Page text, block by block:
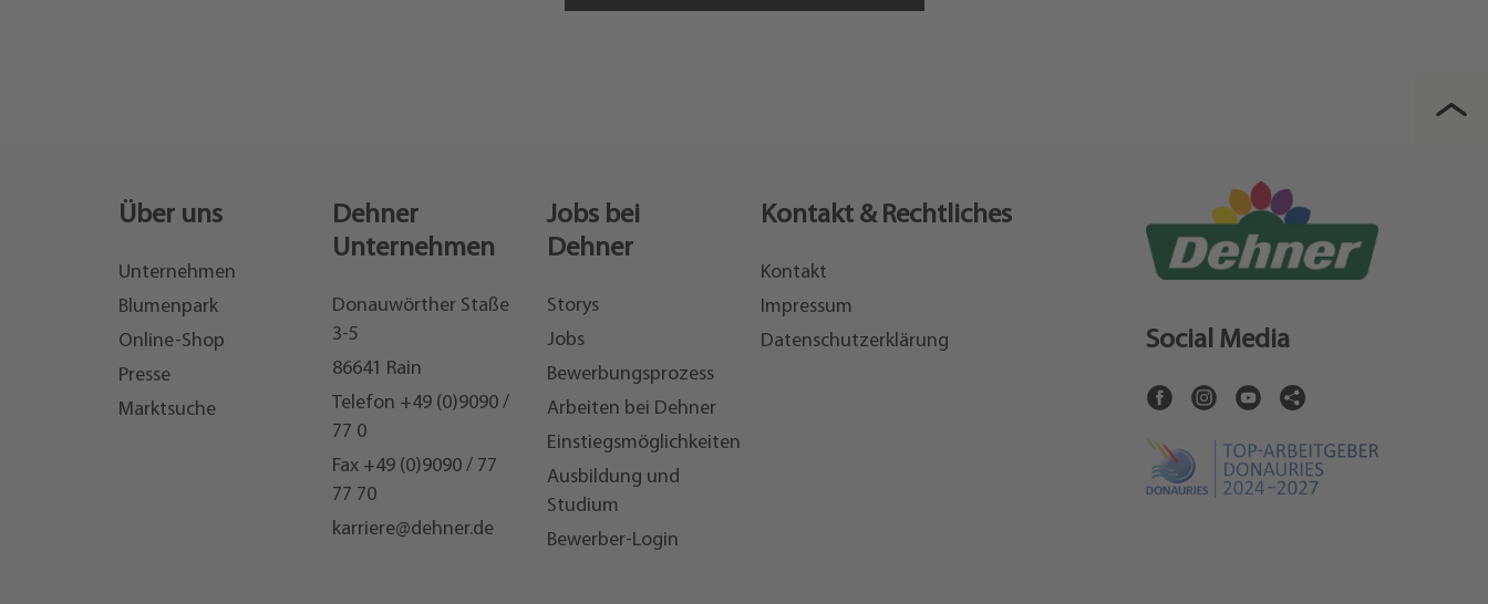
Über uns
Unternehmen
Blumenpark
Online-Shop
Presse
Marktsuche
Dehner
Unternehmen
Donauwörther Staße
3-5
86641 Rain
Telefon +49 (0)9090 /
77 0
Fax +49 (0)9090 / 77
77 70
karriere@dehner.de
Jobs bei
Dehner
Storys
Jobs
Bewerbungsprozess
Arbeiten bei Dehner
Einstiegsmöglichkeiten
Ausbildung und
Studium
Bewerber-Login
Kontakt & Rechtliches
Kontakt
Impressum
Datenschutzerklärung
Social Media